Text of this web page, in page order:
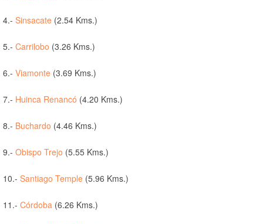
4.- Sinsacate (2.54 Kms.)
5.- Carrilobo (3.26 Kms.)
6.- Viamonte (3.69 Kms.)
7.- Huinca Renancó (4.20 Kms.)
8.- Buchardo (4.46 Kms.)
9.- Obispo Trejo (5.55 Kms.)
10.- Santiago Temple (5.96 Kms.)
11.- Córdoba (6.26 Kms.)